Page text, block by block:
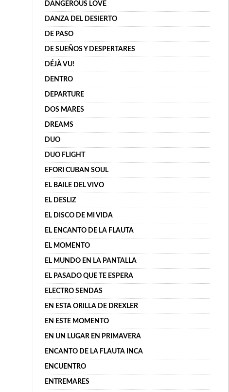
DANGEROUS LOVE
DANZA DEL DESIERTO
DE PASO
DE SUEÑOS Y DESPERTARES
DÉJÀ VU!
DENTRO
DEPARTURE
DOS MARES
DREAMS
DUO
DUO FLIGHT
EFORI CUBAN SOUL
EL BAILE DEL VIVO
EL DESLIZ
EL DISCO DE MI VIDA
EL ENCANTO DE LA FLAUTA
EL MOMENTO
EL MUNDO EN LA PANTALLA
EL PASADO QUE TE ESPERA
ELECTRO SENDAS
EN ESTA ORILLA DE DREXLER
EN ESTE MOMENTO
EN UN LUGAR EN PRIMAVERA
ENCANTO DE LA FLAUTA INCA
ENCUENTRO
ENTREMARES